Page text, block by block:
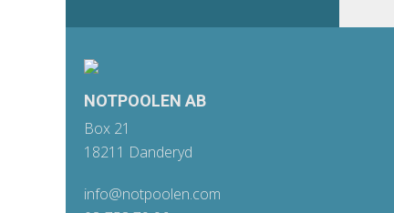
NOTPOOLEN AB
Box 21
18211 Danderyd
info@notpoolen.com